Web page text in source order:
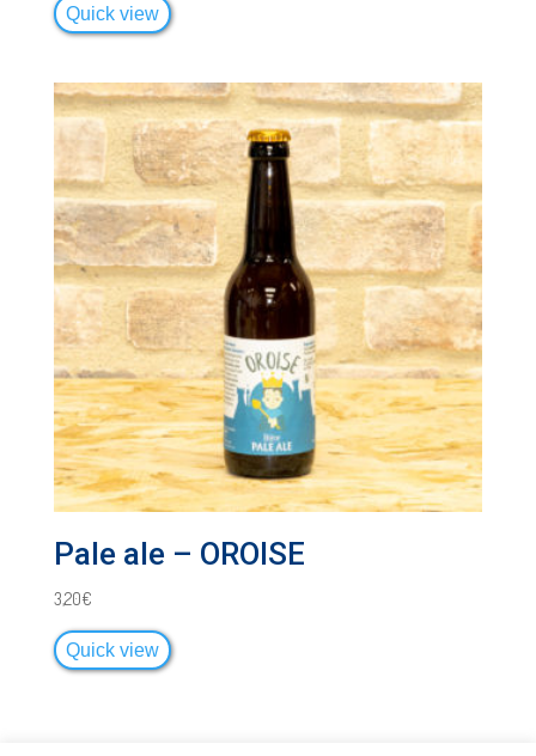
Quick view
Pale ale – OROISE
3,20€
Quick view